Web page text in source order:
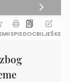
ISPISDOCBILJEŠKE